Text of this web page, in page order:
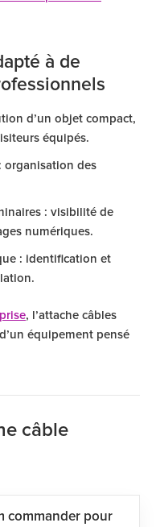
à de
d’un objet compact,
équipés.
organisation des
: visibilité de
numériques.
: identification et
, l’attache câbles
équipement pensé
câble
commander pour